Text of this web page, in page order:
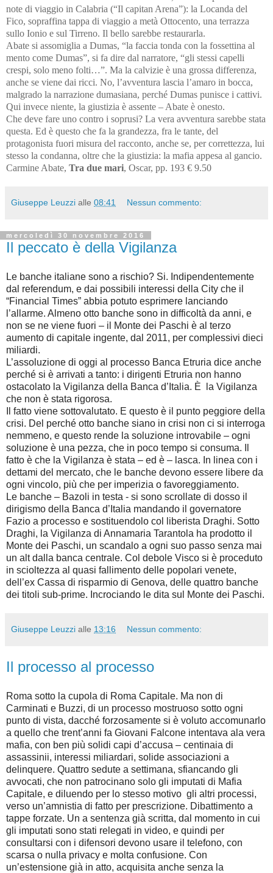
note di viaggio in Calabria (“Il capitan Arena”): la Locanda del
Fico, sopraffina tappa di viaggio a metà Ottocento, una terrazza
sullo Ionio e sul Tirreno. Il bello sarebbe restaurarla.
Abate si assomiglia a Dumas, “la faccia tonda con la fossettina al
mento come Dumas”, si fa dire dal narratore, “gli stessi capelli
crespi, solo meno folti…”. Ma la calvizie è una grossa differenza,
anche se viene dai ricci. No, l’avventura lascia l’amaro in bocca,
malgrado la narrazione dumasiana, perché Dumas punisce i cattivi.
Qui invece niente, la giustizia è assente – Abate è onesto.
Che deve fare uno contro i soprusi? La vera avventura sarebbe stata
questa. Ed è questo che fa la grandezza, fra le tante, del
protagonista fuori misura del racconto, anche se, per correttezza, lui
stesso la condanna, oltre che la giustizia: la mafia appesa al gancio.
Carmine Abate, Tra due mari, Oscar, pp. 193 € 9.50
Giuseppe Leuzzi alle 08:41 Nessun commento:
mercoledì 30 novembre 2016
Il peccato è della Vigilanza
Le banche italiane sono a rischio? Si. Indipendentemente
dal referendum, e dai possibili interessi della City che il
“Financial Times” abbia potuto esprimere lanciando
l’allarme. Almeno otto banche sono in difficoltà da anni, e
non se ne viene fuori – il Monte dei Paschi è al terzo
aumento di capitale ingente, dal 2011, per complessivi dieci
miliardi.
L’assoluzione di oggi al processo Banca Etruria dice anche
perché si è arrivati a tanto: i dirigenti Etruria non hanno
ostacolato la Vigilanza della Banca d’Italia. È la Vigilanza
che non è stata rigorosa.
Il fatto viene sottovalutato. E questo è il punto peggiore della
crisi. Del perché otto banche siano in crisi non ci si interroga
nemmeno, e questo rende la soluzione introvabile – ogni
soluzione è una pezza, che in poco tempo si consuma. Il
fatto è che la Vigilanza è stata – ed è – lasca. In linea con i
dettami del mercato, che le banche devono essere libere da
ogni vincolo, più che per imperizia o favoreggiamento.
Le banche – Bazoli in testa - si sono scrollate di dosso il
dirigismo della Banca d’Italia mandando il governatore
Fazio a processo e sostituendolo col liberista Draghi. Sotto
Draghi, la Vigilanza di Annamaria Tarantola ha prodotto il
Monte dei Paschi, un scandalo a ogni suo passo senza mai
un alt dalla banca centrale. Col debole Visco si è proceduto
in scioltezza al quasi fallimento delle popolari venete,
dell’ex Cassa di risparmio di Genova, delle quattro banche
dei titoli sub-prime. Incrociando le dita sul Monte dei Paschi.
Giuseppe Leuzzi alle 13:16 Nessun commento:
Il processo al processo
Roma sotto la cupola di Roma Capitale. Ma non di
Carminati e Buzzi, di un processo mostruoso sotto ogni
punto di vista, dacché forzosamente si è voluto accomunarlo
a quello che trent’anni fa Giovani Falcone intentava ala vera
mafia, con ben più solidi capi d’accusa – centinaia di
assassinii, interessi miliardari, solide associazioni a
delinquere. Quattro sedute a settimana, sfiancando gli
avvocati, che non patrocinano solo gli imputati di Mafia
Capitale, e diluendo per lo stesso motivo gli altri processi,
verso un’amnistia di fatto per prescrizione. Dibattimento a
tappe forzate. Un a sentenza già scritta, dal momento in cui
gli imputati sono stati relegati in video, e quindi per
consultarsi con i difensori devono usare il telefono, con
scarsa o nulla privacy e molta confusione. Con
un’estensione già in atto, acquisita anche senza la